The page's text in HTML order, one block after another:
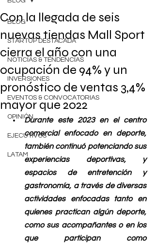
BLOG
STARTUP DESTACADA
NOTICIAS & TENDENCIAS
INVERSIONES
EVENTOS & CONVOCATORIAS
OPINIÓN
EJECUTIVOS
LATAM
Con la llegada de seis
nuevas tiendas Mall Sport
cierra el año con una
ocupación de 94% y un
pronóstico de ventas 3,4%
mayor que 2022
Durante este 2023 en el centro
comercial enfocado en deporte,
también continuó potenciando sus
experiencias deportivas, y
espacios de entretención y
gastronomía, a través de diversas
actividades enfocadas tanto en
quienes practican algún deporte,
como sus acompañantes o en los
que participan como